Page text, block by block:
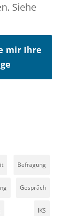
Siehe
mir Ihre
Befragung
Gespräch
IKS